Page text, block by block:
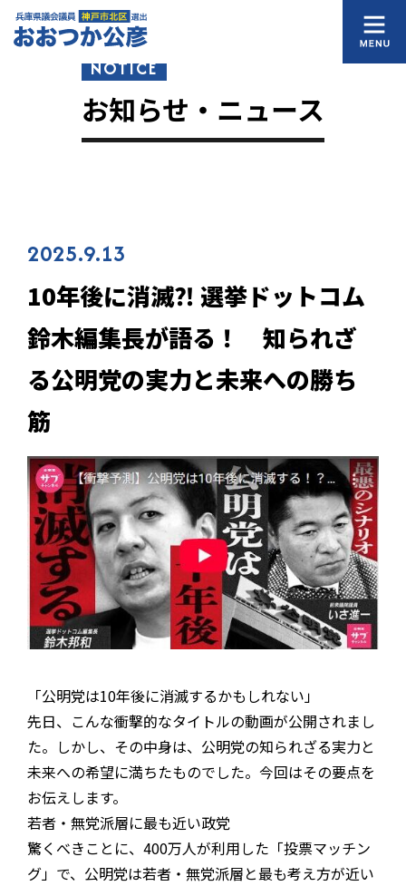
NOTICE
お知らせ・ニュース
2025.9.13
10年後に消滅⁈ 選挙ドットコム
鈴木編集長が語る！ 知られざ
る公明党の実力と未来への勝ち
筋
「公明党は10年後に消滅するかもしれない」
先日、こんな衝撃的なタイトルの動画が公開されまし
た。しかし、その中身は、公明党の知られざる実力と
未来への希望に満ちたものでした。今回はその要点を
お伝えします。
若者・無党派層に最も近い政党
驚くべきことに、400万人が利用した「投票マッチン
グ」で、公明党は若者・無党派層と最も考え方が近い